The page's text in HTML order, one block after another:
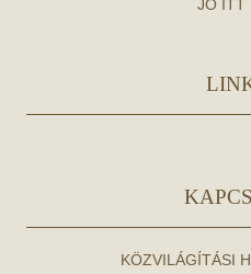
JÓ ITT
KÖZVILÁGÍTÁSI